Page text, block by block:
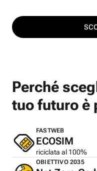
Perché
tuo futuro è
FASTWEB
ECOSIM
riciclata al 100%
OBIETTIVO 2035